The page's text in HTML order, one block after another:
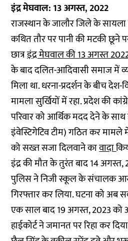
इंद्र मेघवाल: 13 अगस्त, 2022
राजस्थान के जालौर जिले के
कथित तौर पर पानी की मटकी छूने
छात्रइंद्र मेघवाल की 13 अगस्त
के बाद दलित-आदिवासी समाज में
मिला था. धरना-प्रदर्शन के बीच देश-
मामला सुर्खियों में रहा. प्रदेश की
परिवार को आर्थिक मदद देने के
इंवेस्टिगेटिव टीम) गठित कर मामले में
को सख्त सजा दिलवाने कावादा
इंद्र की मौत के तुरंत बाद 14 अगस्त,
पुलिस ने निजी स्कूल के संचालक
गिरफ्तार कर लिया. घटना को अब
एक साल बाद 19 अगस्त, 2023 को
हाईकोर्ट ने जमानत पर रिहा कर